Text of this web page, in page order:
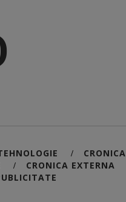
/
/ CRONICA EXTERNA